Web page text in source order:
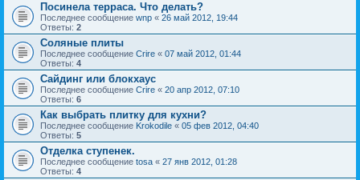
Посинела терраса. Что делать?
Последнее сообщение wnp « 26 май 2012, 19:44
Ответы: 2
Соляные плиты
Последнее сообщение Crire « 07 май 2012, 01:44
Ответы: 4
Cайдинг или блокхаус
Последнее сообщение Crire « 20 апр 2012, 07:10
Ответы: 6
Как выбрать плитку для кухни?
Последнее сообщение Krokodile « 05 фев 2012, 04:40
Ответы: 5
Отделка ступенек.
Последнее сообщение tosa « 27 янв 2012, 01:28
Ответы: 4